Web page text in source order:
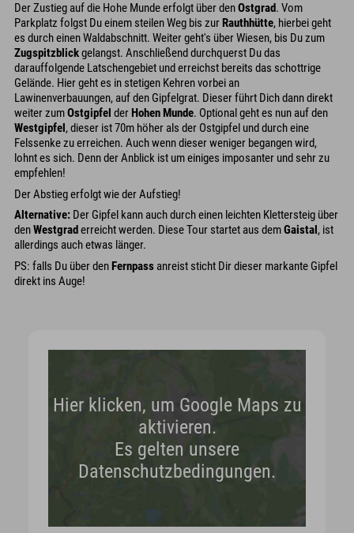
Der Zustieg auf die Hohe Munde erfolgt über denOstgrad. Vom
Parkplatz folgst Du einem steilen Weg bis zurRauthhütte, hierbei geht
es durch einen Waldabschnitt. Weiter geht's über Wiesen, bis Du zum
Zugspitzblickgelangst. Anschließend durchquerst Du das
darauffolgende Latschengebiet und erreichst bereits das schottrige
Gelände. Hier geht es in stetigen Kehren vorbei an
Lawinenverbauungen, auf den Gipfelgrat. Dieser führt Dich dann direkt
weiter zumOstgipfel derHohen Munde. Optional geht es nun auf den
Westgipfel, dieser ist 70m höher als der Ostgipfel und durch eine
Felssenke zu erreichen. Auch wenn dieser weniger begangen wird,
lohnt es sich. Denn der Anblick ist um einiges imposanter und sehr zu
empfehlen!
Der Abstieg erfolgt wie der Aufstieg!
Alternative: Der Gipfel kann auch durch einen leichten Klettersteig über
denWestgraderreicht werden. Diese Tour startet aus demGaistal, ist
allerdings auch etwas länger.
PS: falls Du über denFernpass anreist sticht Dir dieser markante Gipfel
direkt ins Auge!
Hier klicken, um Google Maps zu
aktivieren.
Es gelten unsere
Datenschutzbedingungen.